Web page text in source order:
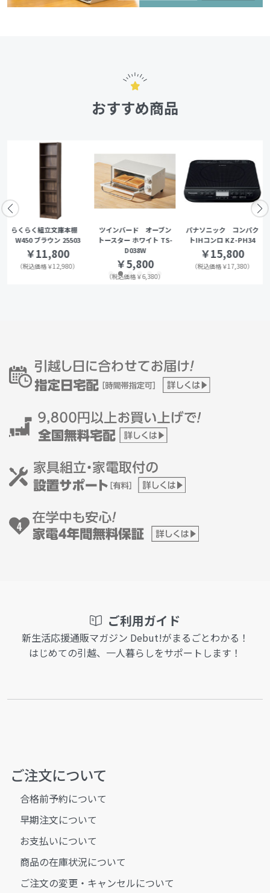
おすすめ商品
らくらく組立文庫本棚
W450 ブラウン 25503
￥11,800
（税込価格￥12,980）
ツインバード オーブン
トースター ホワイト TS-
D038W
￥5,800
（税込価格￥6,380）
パナソニック コンパク
トIHコンロ KZ-PH34
￥15,800
（税込価格￥17,380）
ご利用ガイド
新生活応援通販マガジン Debut!がまるごとわかる！
はじめての引越、一人暮らしをサポートします！
ご注文について
合格前予約について
早期注文について
お支払いについて
商品の在庫状況について
ご注文の変更・キャンセルについて